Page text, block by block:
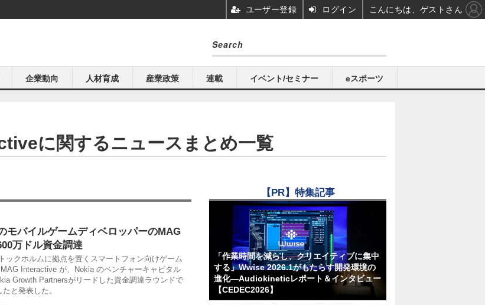
企業動向 人材育成 産業政策 連載 イベント/セミナー eスポーツ
に関するニュースまとめ一覧
モバイルゲームディベロッパーのMAG
万ドル資金調達
ックホルムに拠点を置くスマートフォン向けゲーム
Interactive が、Nokia のベンチャーキャピタル
Growth Partnersがリードした資金調達ラウンドで
と発表した。
【PR】特集記事
「作業時間を減らし、クリエイティブに集中
する」Wwise 2026.1がもたらす開発環境の
進化―Audiokineticレポート＆インタビュー
【CEDEC2026】
ユーザー登録 ログイン こんにちは、ゲストさん